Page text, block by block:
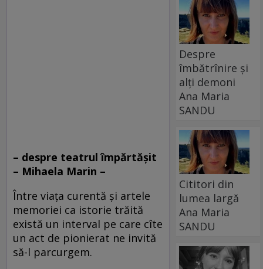
– despre teatrul împărtăşit
– Mihaela Marin –
Între viaţa curentă şi artele
memoriei ca istorie trăită
există un interval pe care cîte
un act de pionierat ne invită
să-l parcurgem.
Despre
îmbătrînire și
alți demoni
Ana Maria
SANDU
Cititori din
lumea largă
Ana Maria
SANDU